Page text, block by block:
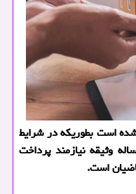
شده است بطوریکه در شرایط
اجاره 6 ماهه وثیقه و اجاره 1 ساله وثیقه نیازمند پرداخت